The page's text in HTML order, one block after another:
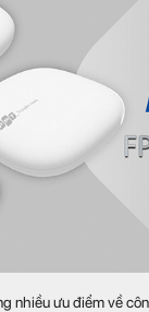
nhiều ưu điểm về